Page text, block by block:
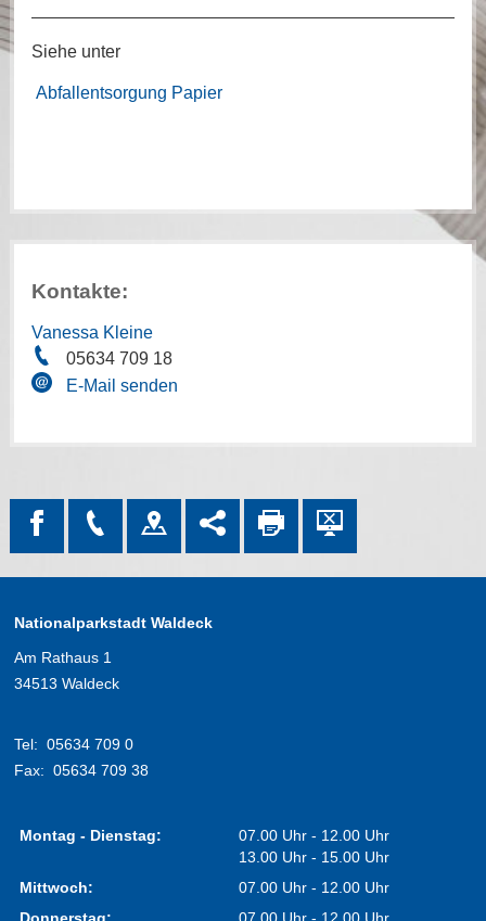
Siehe unter
Abfallentsorgung Papier
Kontakte:
Vanessa Kleine
05634 709 18
E-Mail senden
Nationalparkstadt Waldeck
Am Rathaus 1
34513 Waldeck
Tel: 05634 709 0
Fax: 05634 709 38
Montag - Dienstag:
07.00 Uhr - 12.00 Uhr
13.00 Uhr - 15.00 Uhr
Mittwoch:
07.00 Uhr - 12.00 Uhr